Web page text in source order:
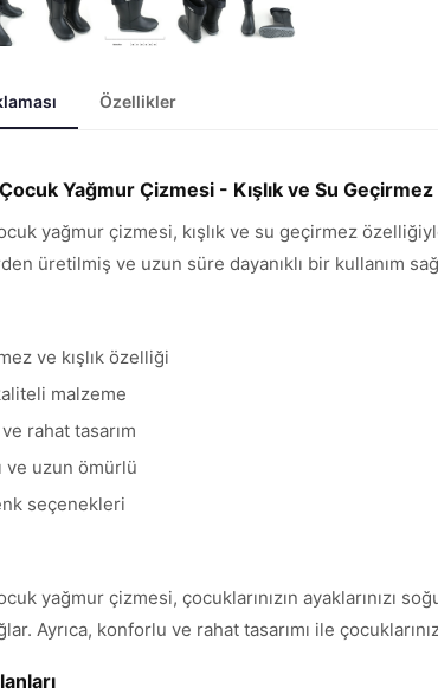
Özellikler
Yağmur Çizmesi - Kışlık ve Su Geçirmez
yağmur çizmesi, kışlık ve su geçirmez
üretilmiş ve uzun süre dayanıklı bir kullanım
ve kışlık özelliği
malzeme
rahat tasarım
ve uzun ömürlü
seçenekleri
yağmur çizmesi, çocuklarınızın ayaklarınızı
Ayrıca, konforlu ve rahat tasarımı ile